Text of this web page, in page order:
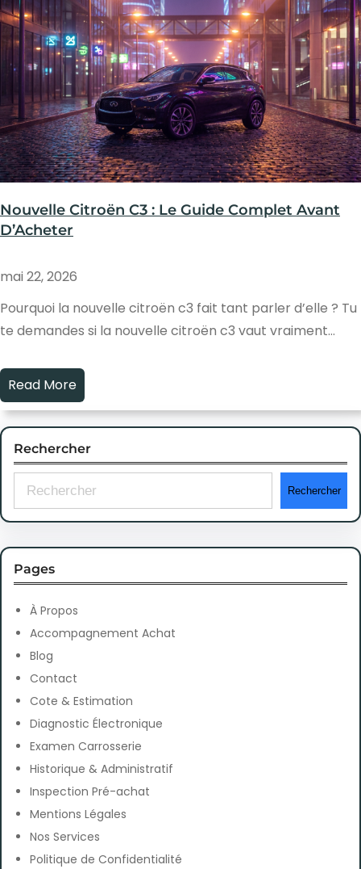
Nouvelle Citroën C3 : Le Guide Complet Avant
D’Acheter
mai 22, 2026
Pourquoi la nouvelle citroën c3 fait tant parler d’elle ? Tu
te demandes si la nouvelle citroën c3 vaut vraiment…
Read More
Rechercher
e
r
c
h
Rechercher
Pages
À Propos
Accompagnement Achat
Blog
Contact
Cote & Estimation
Diagnostic Électronique
Examen Carrosserie
Historique & Administratif
Inspection Pré-achat
Mentions Légales
Nos Services
Politique de Confidentialité